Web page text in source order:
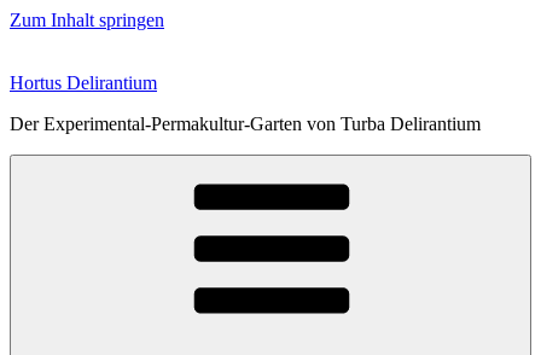
Zum Inhalt springen
Hortus Delirantium
Der Experimental-Permakultur-Garten von Turba Delirantium